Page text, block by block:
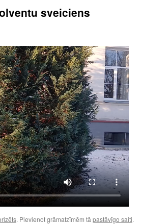
sveiciens
. Pievienot grāmatzīmēm tā pastāvīgo saiti.